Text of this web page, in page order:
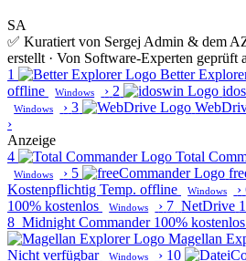
SA
✅ Kuratiert von Sergej Admin & dem
erstellt · Von Software-Experten geprüft
1
Better
offline
Windows › 2
Windows › 3
›
Anzeige
4
Total
Windows › 5
Kostenpflichtig Temp. offline Windows ›
100% kostenlos
Windows › 7 NetDrive
8 Midnight Commander 100% kostenlos
Magellan
Nicht verfügbar
Windows › 10